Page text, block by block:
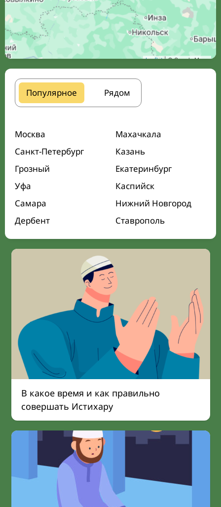
Leaflet| © Google Maps
Популярное Рядом
Москва
Махачкала
Санкт-Петербург
Казань
Грозный
Екатеринбург
Уфа
Каспийск
Самара
Нижний Новгород
Дербент
Ставрополь
В какое время и как правильно
совершать Истихару